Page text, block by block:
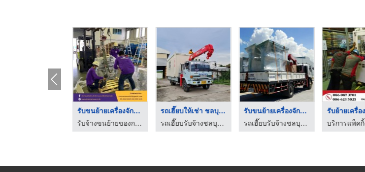
เช่ารถเฮี๊ยบ สมุทรปร ...
เช่ารถเฮี๊ยบ สมุทรปราการ - นิวไลน์ ทรานสปอร์ต
รับขนย้ายเฟอร์นิเจอร ...
รับจ้างขนย้ายของกรุงเทพ-เดอะวันมูฟ
รถเครนให้เช่าราชบุรี
ให้เช่ารถเครน โฟลคลิฟท์ ราชบุรี - ส ศิวิไล